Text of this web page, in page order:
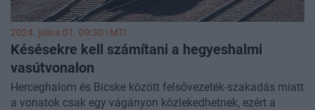
2024. július 01. 09:30 | MTI
Késésekre kell számítani a hegyeshalmi
vasútvonalon
Herceghalom és Bicske között felsővezeték-szakadás miatt
a vonatok csak egy vágányon közlekedhetnek, ezért a